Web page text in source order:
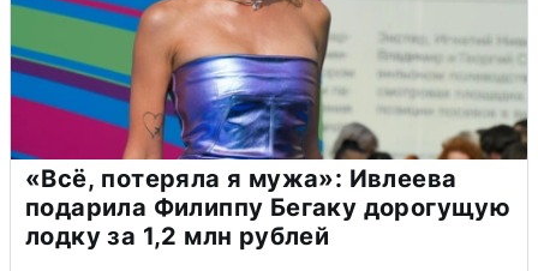
«Всё, потеряла я мужа»: Ивлеева
подарила Филиппу Бегаку дорогущую
лодку за 1,2 млн рублей